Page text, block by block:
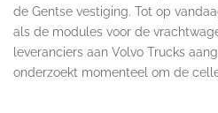
de Gentse vestiging. Tot op
als de modules voor de
leveranciers aan Volvo Trucks
onderzoekt momenteel om de